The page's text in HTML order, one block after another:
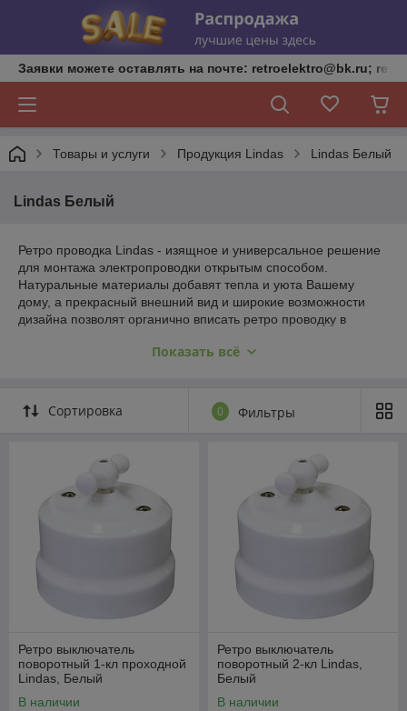
Заявки можете оставлять на почте: retroelektro@bk.ru;
Товары и услуги Продукция Lindas Lindas Белый
Lindas Белый
Ретро проводка Lindas - изящное и универсальное решение
для монтажа электропроводки открытым способом.
Натуральные материалы добавят тепла и уюта Вашему
дому, а прекрасный внешний вид и широкие возможности
дизайна позволят органично вписать ретро проводку в
розеток и выключателей, рамки из массива бука,
Показать всё
Сортировка 0 Фильтры
Ретро выключатель
поворотный 1-кл проходной
Lindas, Белый
В наличии
Ретро выключатель
поворотный 2-кл Lindas,
Белый
В наличии